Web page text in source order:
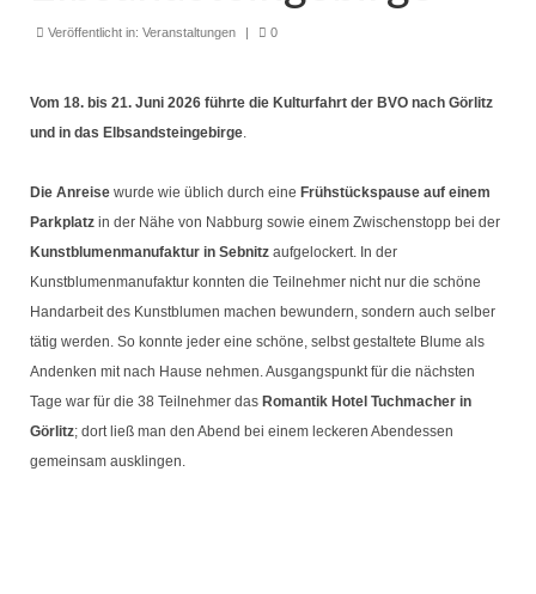
Kulturfahrten
Unser Verein
Heimat der BVO
Chronik Vorstand und Ausschuss
Unser Ort
Veröffentlicht in: Veranstaltungen | 0
Vom 18. bis 21. Juni 2026 führte die Kulturfahrt der BVO nach Görlitz
und in das Elbsandsteingebirge.
Die Anreise wurde wie üblich durch eine Frühstückspause auf einem
Parkplatz in der Nähe von Nabburg sowie einem Zwischenstopp bei der
Kunstblumenmanufaktur in Sebnitz aufgelockert. In der
Kunstblumenmanufaktur konnten die Teilnehmer nicht nur die schöne
Handarbeit des Kunstblumen machen bewundern, sondern auch selber
tätig werden. So konnte jeder eine schöne, selbst gestaltete Blume als
Andenken mit nach Hause nehmen. Ausgangspunkt für die nächsten
Tage war für die 38 Teilnehmer das Romantik Hotel Tuchmacher in
Görlitz; dort ließ man den Abend bei einem leckeren Abendessen
gemeinsam ausklingen.